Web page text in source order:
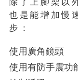
除了上腳架以
也是能增加慢
步：
使用廣角鏡頭
使用有防手震功